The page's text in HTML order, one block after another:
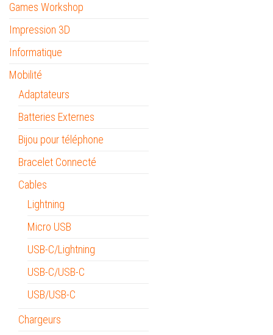
Games Workshop
Impression 3D
Informatique
Mobilité
Adaptateurs
Batteries Externes
Bijou pour téléphone
Bracelet Connecté
Cables
Lightning
Micro USB
USB-C/Lightning
USB-C/USB-C
USB/USB-C
Chargeurs